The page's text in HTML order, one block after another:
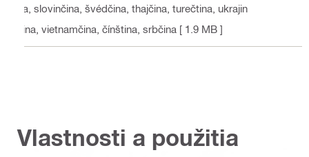
na, slovinčina, švédčina, thajčina, turečtina, ukrajin
čina, vietnamčina, čínština, srbčina [ 1.9 MB ]
Vlastnosti a použitia